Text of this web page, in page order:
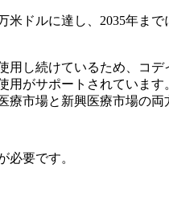
ドルに達し、2035年ま
し続けているため、コ
がサポートされていま
市場と新興医療市場の
必要です。